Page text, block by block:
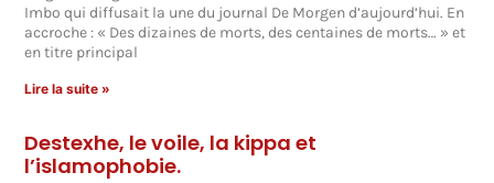
Imbo qui diffusait la une du journal De Morgen d’aujourd’hui. En
accroche : « Des dizaines de morts, des centaines de morts… » et
en titre principal
Lire la suite »
Destexhe, le voile, la kippa et
l’islamophobie.